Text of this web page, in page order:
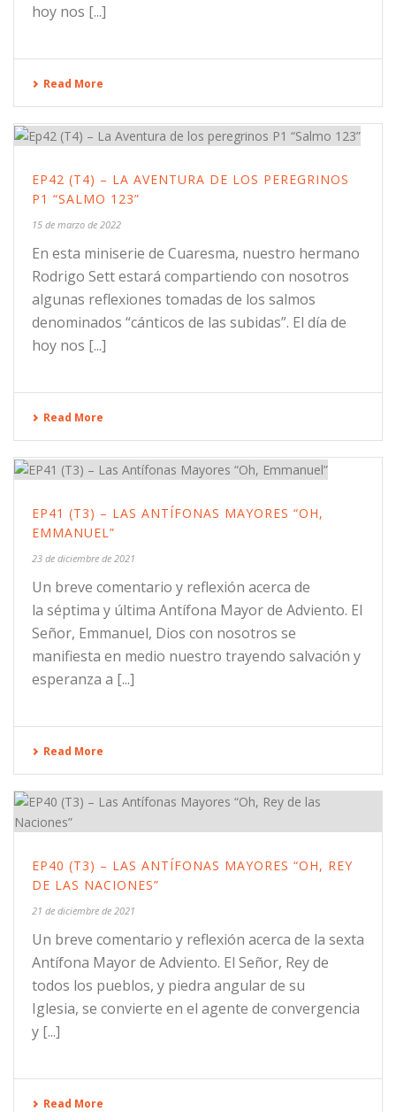
hoy nos [...]
Read More
EP42 (T4) – LA AVENTURA DE LOS PEREGRINOS
P1 “SALMO 123”
15 de marzo de 2022
En esta miniserie de Cuaresma, nuestro hermano
Rodrigo Sett estará compartiendo con nosotros
algunas reflexiones tomadas de los salmos
denominados “cánticos de las subidas”. El día de
hoy nos [...]
Read More
EP41 (T3) – LAS ANTÍFONAS MAYORES “OH,
EMMANUEL”
23 de diciembre de 2021
Un breve comentario y reflexión acerca de
la séptima y última Antífona Mayor de Adviento. El
Señor, Emmanuel, Dios con nosotros se
manifiesta en medio nuestro trayendo salvación y
esperanza a [...]
Read More
EP40 (T3) – LAS ANTÍFONAS MAYORES “OH, REY
DE LAS NACIONES”
21 de diciembre de 2021
Un breve comentario y reflexión acerca de la sexta
Antífona Mayor de Adviento. El Señor, Rey de
todos los pueblos, y piedra angular de su
Iglesia, se convierte en el agente de convergencia
y [...]
Read More